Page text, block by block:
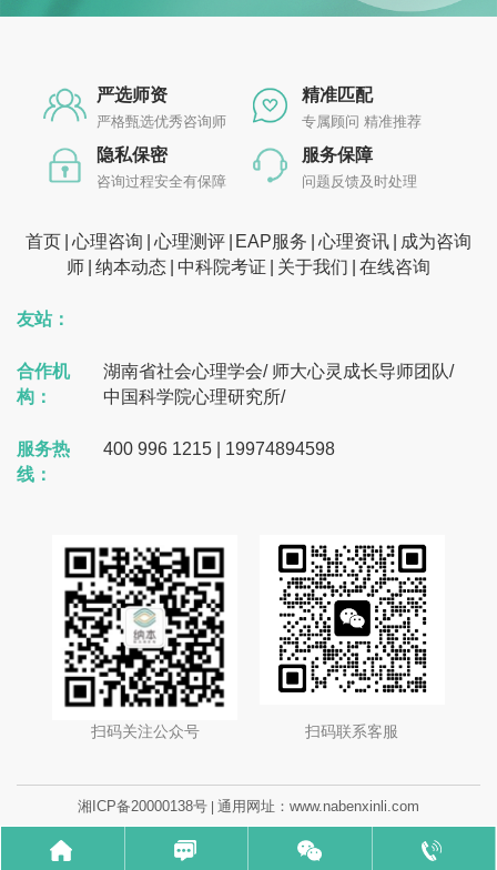
严选师资
严格甄选优秀咨询师
精准匹配
专属顾问 精准推荐
隐私保密
咨询过程安全有保障
服务保障
问题反馈及时处理
首页 心理咨询 心理测评 EAP服务 心理资讯
成为咨询
师 纳本动态 中科院考证 关于我们 在线咨询
友站：
合作机
构：
湖南省社会心理学会/ 师大心灵成长导师团队/
中国科学院心理研究所/
服务热
线：
400 996 1215 | 19974894598
扫码关注公众号 扫码联系客服
湘ICP备20000138号 | 通用网址：www.nabenxinli.com